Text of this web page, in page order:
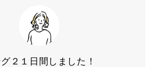
２１日間しました！